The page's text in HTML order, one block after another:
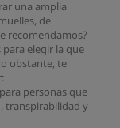
una amplia
de
recomendamos?
para elegir la que
obstante, te
personas que
transpirabilidad y